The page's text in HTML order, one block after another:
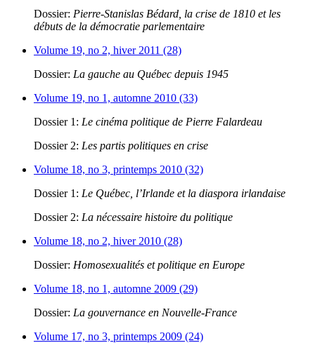
Dossier: Pierre-Stanislas Bédard, la crise de 1810 et les
débuts de la démocratie parlementaire
Volume 19, no 2, hiver 2011 (28)
Dossier: La gauche au Québec depuis 1945
Volume 19, no 1, automne 2010 (33)
Dossier 1: Le cinéma politique de Pierre Falardeau
Dossier 2: Les partis politiques en crise
Volume 18, no 3, printemps 2010 (32)
Dossier 1: Le Québec, l’Irlande et la diaspora irlandaise
Dossier 2: La nécessaire histoire du politique
Volume 18, no 2, hiver 2010 (28)
Dossier: Homosexualités et politique en Europe
Volume 18, no 1, automne 2009 (29)
Dossier: La gouvernance en Nouvelle-France
Volume 17, no 3, printemps 2009 (24)